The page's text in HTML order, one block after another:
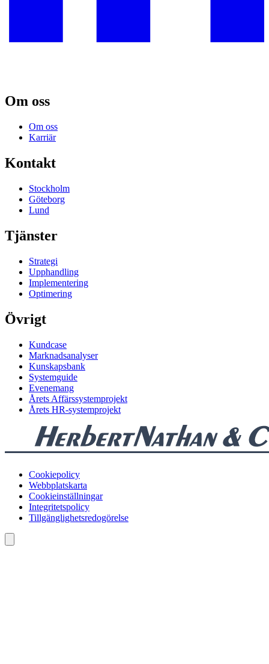
Om oss
Om oss
Karriär
Kontakt
Stockholm
Göteborg
Lund
Tjänster
Strategi
Upphandling
Implementering
Optimering
Övrigt
Kundcase
Marknadsanalyser
Kunskapsbank
Systemguide
Evenemang
Årets Affärssystemprojekt
Årets HR-systemprojekt
Cookiepolicy
Webbplatskarta
Cookieinställningar
Integritetspolicy
Tillgänglighetsredogörelse